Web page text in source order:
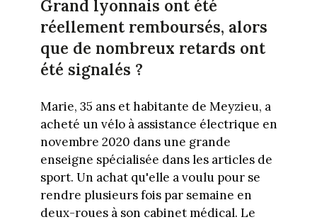
Grand lyonnais ont été
réellement remboursés, alors
que de nombreux retards ont
été signalés ?
Marie, 35 ans et habitante de Meyzieu, a
acheté un vélo à assistance électrique en
novembre 2020 dans une grande
enseigne spécialisée dans les articles de
sport. Un achat qu'elle a voulu pour se
rendre plusieurs fois par semaine en
deux-roues à son cabinet médical. Le